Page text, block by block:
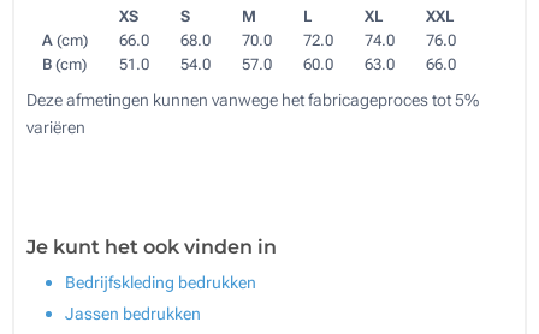
XS S M L XL
XXL
A (cm) 66.0 68.0 70.0 72.0 74.0
76.0
B (cm) 51.0 54.0 57.0 60.0 63.0 66.0
Deze afmetingen kunnen vanwege het fabricageproces tot 5%
variëren
Je kunt het ook vinden in
Bedrijfskleding bedrukken
Jassen bedrukken